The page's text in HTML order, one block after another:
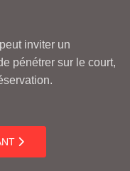
inviter un
pénétrer sur le court,
INTÉRIEUR
SUIVANT : TARIFS ET